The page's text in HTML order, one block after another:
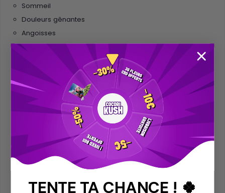
Sommeil
Douleurs gênantes
Angoisses
Anxiété
Il ne s'agit ici que de l'avis de personnes interrogées. Pour
l'instant aucun organisme de santé faisant autorité n'a
publié d'étude pour valider/invalider les éventuels bienfaits
de l'huile HHC 20%.
Pour de puissants effets similaires, vous pouvez essayer le
Comment utiliser l'Huile HHC 20%
Tout d'abord, en ce qui concerne la conservation nous
vous conseillons:
TENTE TA CHANCE ! 🍀